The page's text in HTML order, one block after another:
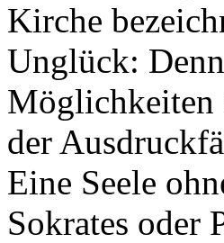
Kirche
Unglück:
Möglichkeiten
der
Eine Seele
Sokrates oder